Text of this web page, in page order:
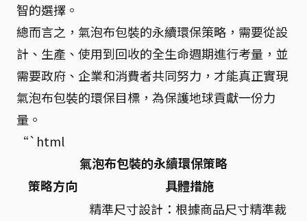
智的選擇。
總而言之，氣泡布包裝的永續環保策略，需要從設
計、生產、使用到回收的全生命週期進行考量，並
需要政府、企業和消費者共同努力，才能真正實現
氣泡布包裝的環保目標，為保護地球貢獻一份力
量。
“`html
氣泡布包裝的永續環保策略
策略方向
具體措施
精準尺寸設計：根據商品尺寸精準裁